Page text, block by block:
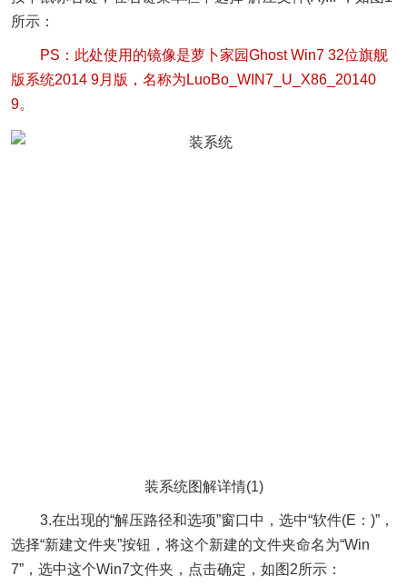
所示：
PS：此处使用的镜像是萝卜家园Ghost Win7 32位旗舰
版系统2014 9月版，名称为LuoBo_WIN7_U_X86_20140
9。
装系统图解详情(1)
3.在出现的“解压路径和选项”窗口中，选中“软件(E：)”，
选择“新建文件夹”按钮，将这个新建的文件夹命名为“Win
7”，选中这个Win7文件夹，点击确定，如图2所示：